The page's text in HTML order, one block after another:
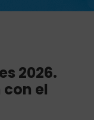
2026.
el